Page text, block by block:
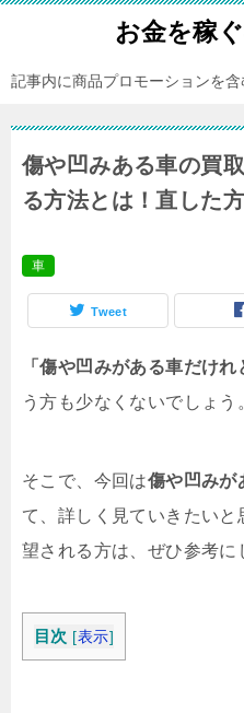
お金を稼
記事内に商品プロモーションを
傷や凹みある車の買
る方法とは！直した
車
Tweet
「傷や凹みがある車だけれ
う方も少なくないでしょう
そこで、今回は傷や凹みが
て、詳しく見ていきたい
望される方は、ぜひ参考に
目次 [表示]